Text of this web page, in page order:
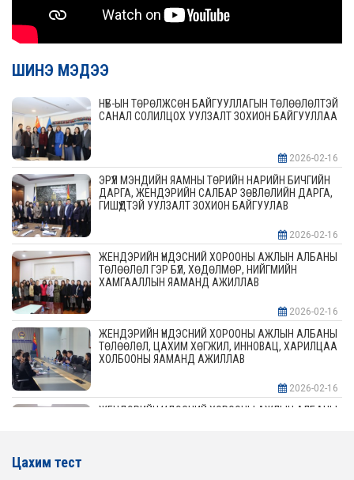
ШИНЭ МЭДЭЭ
НҮБ-ЫН ТӨРӨЛЖСӨН БАЙГУУЛЛАГЫН ТӨЛӨӨЛӨЛТЭЙ
САНАЛ СОЛИЛЦОХ УУЛЗАЛТ ЗОХИОН БАЙГУУЛЛАА
2026-02-16
ЭРҮҮЛ МЭНДИЙН ЯАМНЫ ТӨРИЙН НАРИЙН БИЧГИЙН
ДАРГА, ЖЕНДЭРИЙН САЛБАР ЗӨВЛӨЛИЙН ДАРГА,
ГИШҮҮДТЭЙ УУЛЗАЛТ ЗОХИОН БАЙГУУЛАВ
2026-02-16
ЖЕНДЭРИЙН ҮНДЭСНИЙ ХОРООНЫ АЖЛЫН АЛБАНЫ
ТӨЛӨӨЛӨЛ ГЭР БҮЛ, ХӨДӨЛМӨР, НИЙГМИЙН
ХАМГААЛЛЫН ЯАМАНД АЖИЛЛАВ
2026-02-16
ЖЕНДЭРИЙН ҮНДЭСНИЙ ХОРООНЫ АЖЛЫН АЛБАНЫ
ТӨЛӨӨЛӨЛ, ЦАХИМ ХӨГЖИЛ, ИННОВАЦ, ХАРИЛЦАА
ХОЛБООНЫ ЯАМАНД АЖИЛЛАВ
2026-02-16
ЖЕНДЭРИЙН ҮНДЭСНИЙ ХОРООНЫ АЖЛЫН АЛБАНЫ
Цахим тест